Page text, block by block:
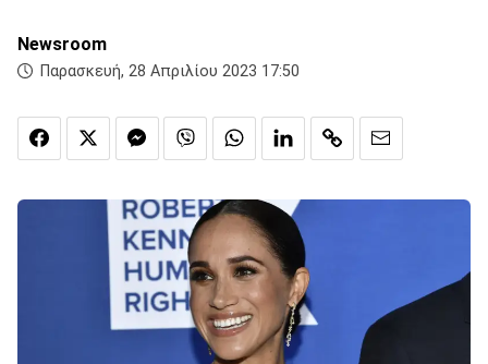
Newsroom
Παρασκευή, 28 Απριλίου 2023 17:50